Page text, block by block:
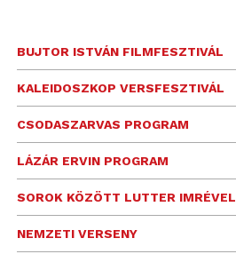
BUJTOR ISTVÁN FILMFESZTIVÁL
KALEIDOSZKOP VERSFESZTIVÁL
CSODASZARVAS PROGRAM
LÁZÁR ERVIN PROGRAM
SOROK KÖZÖTT LUTTER IMRÉVEL
NEMZETI VERSENY